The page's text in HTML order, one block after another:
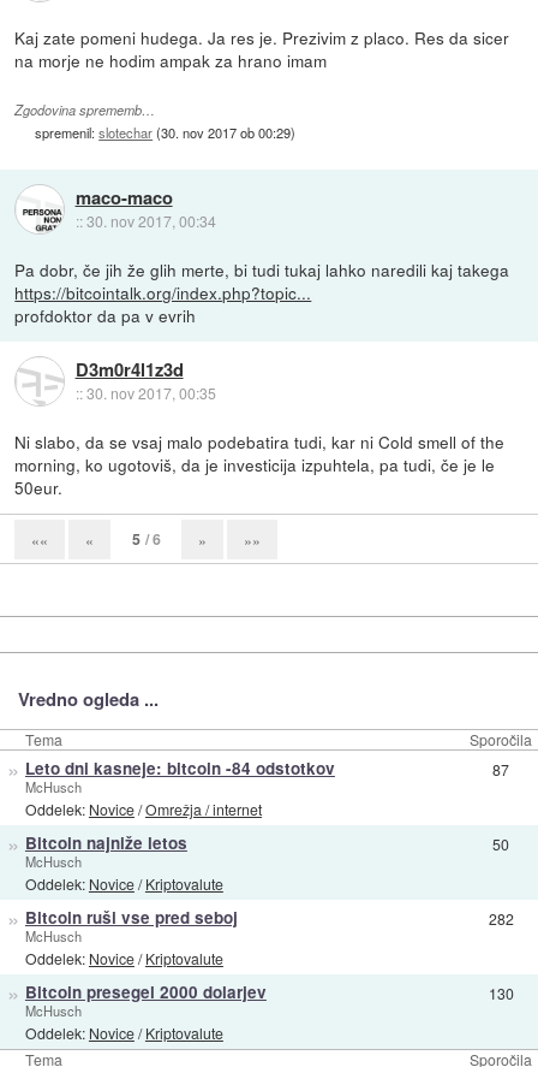
Kaj zate pomeni hudega. Ja res je. Prezivim z placo. Res da sicer
na morje ne hodim ampak za hrano imam
Zgodovina sprememb…
spremenil:slotechar(30. nov 2017 ob 00:29)
maco-maco
::30. nov 2017, 00:34
Pa dobr, če jih že glih merte, bi tudi tukaj lahko naredili kaj takega
https://bitcointalk.org/index.php?topic...
profdoktor da pa v evrih
D3m0r4l1z3d
::30. nov 2017, 00:35
Ni slabo, da se vsaj malo podebatira tudi, kar ni Cold smell of the
morning, ko ugotoviš, da je investicija izpuhtela, pa tudi, če je le
50eur.
«« « 5 / 6 » »»
Vredno ogleda ...
Tema Sporočila
Tema Sporočila
» Leto dni kasneje: bitcoin -84 odstotkov
McHusch
Oddelek: Novice/Omrežja / internet
87
» Bitcoin najniže letos
McHusch
Oddelek: Novice/Kriptovalute
50
» Bitcoin ruši vse pred seboj
McHusch
Oddelek: Novice/Kriptovalute
282
» Bitcoin presegel 2000 dolarjev
McHusch
Oddelek: Novice/Kriptovalute
130